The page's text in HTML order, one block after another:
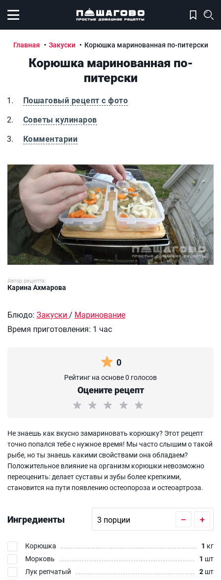
Открыть меню
Главная Закуски Корюшка маринованная по-питерски
Корюшка маринованная по-
питерски
Пошаговый рецепт с фото
Советы кулинаров
Комментарии
Корюшка маринованная по-питерски
Автор рецепта:
Карина Ахмарова
Блюдо: Закуски / Маринование
Время приготовления: 1 час
0
Рейтинг на основе 0 голосов
Оцените рецепт
Не знаешь как вкусно замариновать корюшку? Этот рецепт
точно попался тебе с нужное время! Мы часто слышим о такой
рыбе, но ты знаешь какими свойствами она обладаем?
Положительное влияние на организм корюшки невозможно
переоценить: делает суставы и зубы более крепкими,
становится на пути появлению остеопороза и остеоартроза.
Ингредиенты – +
Корюшка 1 кг
Морковь
1 шт
Лук репчатый
2 шт